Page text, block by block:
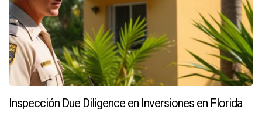
Inspección Due Diligence en Inversiones en Florida